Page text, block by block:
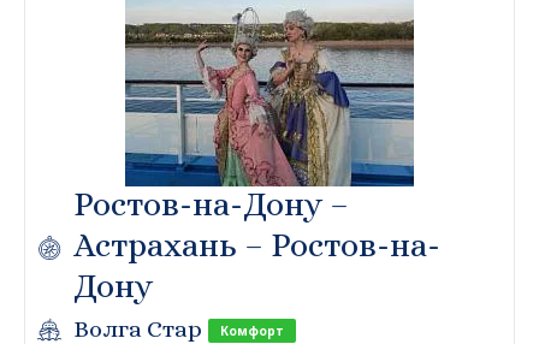
Ростов-на-Дону –
Астрахань – Ростов-на-
Дону
Волга Стар Комфорт